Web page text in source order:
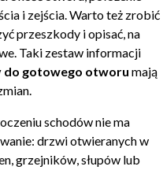
i zejścia. Warto też zrobić
przeszkody i opisać, na
Taki zestaw informacji
do gotowego otworu mają
schodów nie ma
drzwi otwieranych w
grzejników, słupów lub